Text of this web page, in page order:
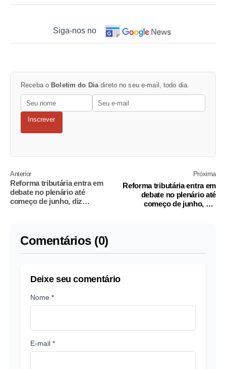
Siga-nos no
Receba o Boletim do Dia direto no seu e-mail, todo dia.
Inscrever
Anterior
Reforma tributária entra em
debate no plenário até
começo de junho, diz
Próxima
Reforma tributária entra em
debate no plenário até
começo de junho, diz
Comentários (0)
Deixe seu comentário
Nome *
E-mail *